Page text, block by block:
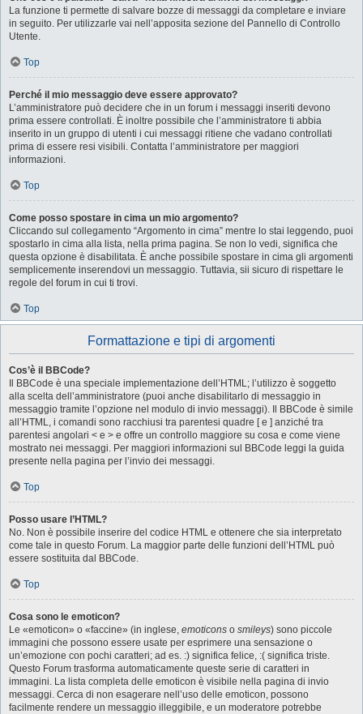
La funzione ti permette di salvare bozze di messaggi da completare e inviare
in seguito. Per utilizzarle vai nell’apposita sezione del Pannello di Controllo
Utente.
Top
Perché il mio messaggio deve essere approvato?
L’amministratore può decidere che in un forum i messaggi inseriti devono
prima essere controllati. È inoltre possibile che l’amministratore ti abbia
inserito in un gruppo di utenti i cui messaggi ritiene che vadano controllati
prima di essere resi visibili. Contatta l’amministratore per maggiori
informazioni.
Top
Come posso spostare in cima un mio argomento?
Cliccando sul collegamento “Argomento in cima” mentre lo stai leggendo, puoi
spostarlo in cima alla lista, nella prima pagina. Se non lo vedi, significa che
questa opzione è disabilitata. È anche possibile spostare in cima gli argomenti
semplicemente inserendovi un messaggio. Tuttavia, sii sicuro di rispettare le
regole del forum in cui ti trovi.
Top
Formattazione e tipi di argomenti
Cos’è il BBCode?
Il BBCode è una speciale implementazione dell’HTML; l’utilizzo è soggetto
alla scelta dell’amministratore (puoi anche disabilitarlo di messaggio in
messaggio tramite l’opzione nel modulo di invio messaggi). Il BBCode è simile
all’HTML, i comandi sono racchiusi tra parentesi quadre [ e ] anziché tra
parentesi angolari < e > e offre un controllo maggiore su cosa e come viene
mostrato nei messaggi. Per maggiori informazioni sul BBCode leggi la guida
presente nella pagina per l’invio dei messaggi.
Top
Posso usare l’HTML?
No. Non è possibile inserire del codice HTML e ottenere che sia interpretato
come tale in questo Forum. La maggior parte delle funzioni dell’HTML può
essere sostituita dal BBCode.
Top
Cosa sono le emoticon?
Le «emoticon» o «faccine» (in inglese, emoticons o smileys) sono piccole
immagini che possono essere usate per esprimere una sensazione o
un’emozione con pochi caratteri; ad es. :) significa felice, :( significa triste.
Questo Forum trasforma automaticamente queste serie di caratteri in
immagini. La lista completa delle emoticon è visibile nella pagina di invio
messaggi. Cerca di non esagerare nell’uso delle emoticon, possono
facilmente rendere un messaggio illeggibile, e un moderatore potrebbe